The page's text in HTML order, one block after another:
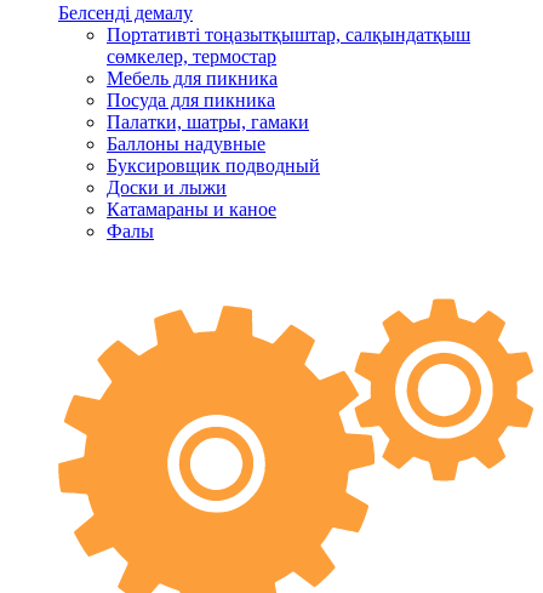
Белсенді демалу
Портативті тоңазытқыштар, салқындатқыш
сөмкелер, термостар
Мебель для пикника
Посуда для пикника
Палатки, шатры, гамаки
Баллоны надувные
Буксировщик подводный
Доски и лыжи
Катамараны и каное
Фалы